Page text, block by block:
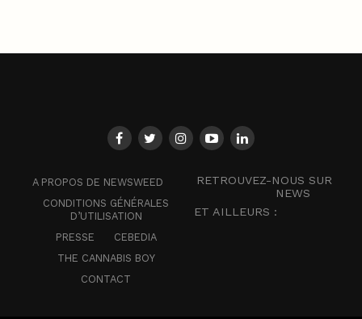
A PROPOS DE NEWSWEED
CONDITIONS GÉNÉRALES
D’UTILISATION
PRESSE
CEBEDIA
THE CANNABIS BOY
CONTACT
RETROUVEZ-NOUS SUR
NEWS
ET AILLEURS :